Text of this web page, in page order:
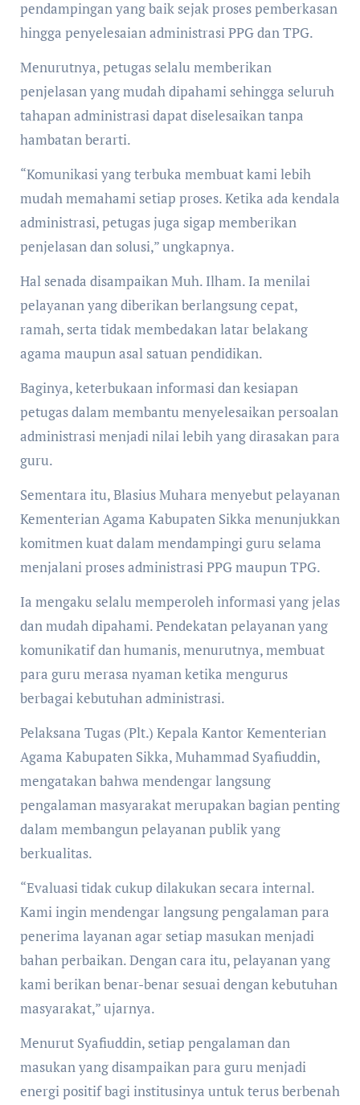
pendampingan yang baik sejak proses pemberkasan
hingga penyelesaian administrasi PPG dan TPG.
Menurutnya, petugas selalu memberikan
penjelasan yang mudah dipahami sehingga seluruh
tahapan administrasi dapat diselesaikan tanpa
hambatan berarti.
“Komunikasi yang terbuka membuat kami lebih
mudah memahami setiap proses. Ketika ada kendala
administrasi, petugas juga sigap memberikan
penjelasan dan solusi,” ungkapnya.
Hal senada disampaikan Muh. Ilham. Ia menilai
pelayanan yang diberikan berlangsung cepat,
ramah, serta tidak membedakan latar belakang
agama maupun asal satuan pendidikan.
Baginya, keterbukaan informasi dan kesiapan
petugas dalam membantu menyelesaikan persoalan
administrasi menjadi nilai lebih yang dirasakan para
guru.
Sementara itu, Blasius Muhara menyebut pelayanan
Kementerian Agama Kabupaten Sikka menunjukkan
komitmen kuat dalam mendampingi guru selama
menjalani proses administrasi PPG maupun TPG.
Ia mengaku selalu memperoleh informasi yang jelas
dan mudah dipahami. Pendekatan pelayanan yang
komunikatif dan humanis, menurutnya, membuat
para guru merasa nyaman ketika mengurus
berbagai kebutuhan administrasi.
Pelaksana Tugas (Plt.) Kepala Kantor Kementerian
Agama Kabupaten Sikka, Muhammad Syafiuddin,
mengatakan bahwa mendengar langsung
pengalaman masyarakat merupakan bagian penting
dalam membangun pelayanan publik yang
berkualitas.
“Evaluasi tidak cukup dilakukan secara internal.
Kami ingin mendengar langsung pengalaman para
penerima layanan agar setiap masukan menjadi
bahan perbaikan. Dengan cara itu, pelayanan yang
kami berikan benar-benar sesuai dengan kebutuhan
masyarakat,” ujarnya.
Menurut Syafiuddin, setiap pengalaman dan
masukan yang disampaikan para guru menjadi
energi positif bagi institusinya untuk terus berbenah